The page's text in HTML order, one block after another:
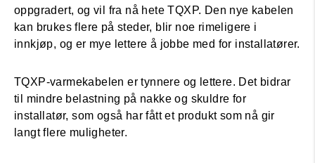
oppgradert, og vil fra nå hete TQXP. Den nye kabelen
kan brukes flere på steder, blir noe rimeligere i
innkjøp, og er mye lettere å jobbe med for installatører.
TQXP-varmekabelen er tynnere og lettere. Det bidrar
til mindre belastning på nakke og skuldre for
installatør, som også har fått et produkt som nå gir
langt flere muligheter.